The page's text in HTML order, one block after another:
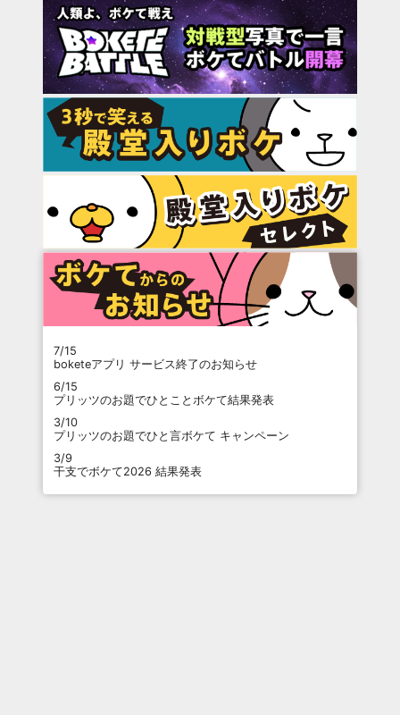
7/15
boketeアプリ サービス終了のお知らせ
6/15
プリッツのお題でひとことボケて結果発表
3/10
プリッツのお題でひと言ボケて キャンペーン
3/9
干支でボケて2026 結果発表